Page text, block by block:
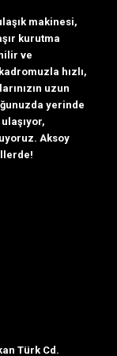
makinesi,
kurutma
ve
hızlı,
uzun
yerinde
Aksoy
Türk Cd.